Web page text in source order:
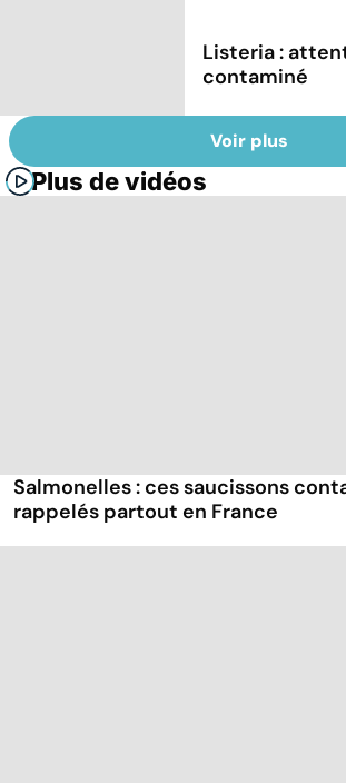
Listeria :
contaminé
Voir plus
Plus de vidéos
Salmonelles : ces saucissons
rappelés partout en France